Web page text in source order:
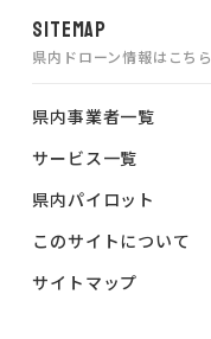
SITEMAP
県内ドローン情報はこちら
県内事業者一覧
サービス一覧
県内パイロット
このサイトについて
サイトマップ